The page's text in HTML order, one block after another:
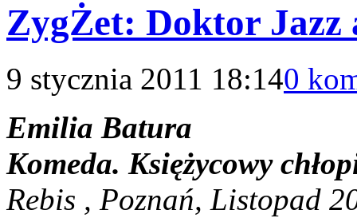
ZygŻet: Doktor Jazz
9 stycznia 2011 18:140
Emilia Batura
Komeda. Księżycowy
Rebis , Poznań, Listopad